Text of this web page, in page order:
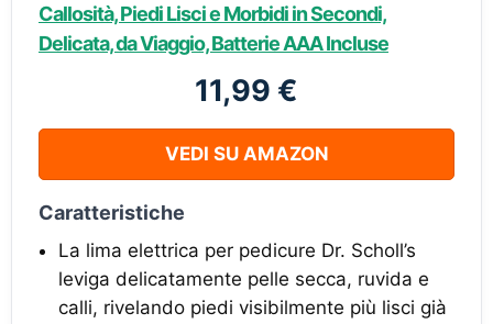
Callosità, Piedi Lisci e Morbidi in Secondi,
Delicata, da Viaggio, Batterie AAA Incluse
11,99 €
VEDI SU AMAZON
Caratteristiche
La lima elettrica per pedicure Dr. Scholl’s
leviga delicatamente pelle secca, ruvida e
calli, rivelando piedi visibilmente più lisci già